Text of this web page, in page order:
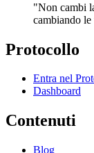
"Non cambi
cambiando
Protocollo
Entra nel
Dashboard
Contenuti
Blog